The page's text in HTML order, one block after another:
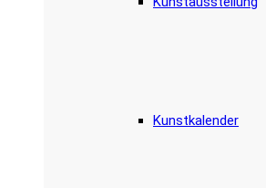
Kunstkalender